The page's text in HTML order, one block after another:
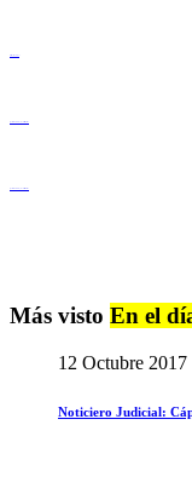
Más visto En el
12 Octubre 2017
Noticiero Judicial: